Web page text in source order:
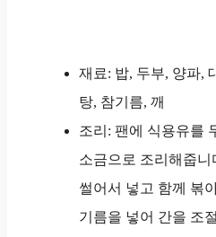
재료: 밥, 두부, 양파,
탕, 참기름, 깨
조리: 팬에 식용유를
소금으로 조리해줍
썰어서 넣고 함께 볶
기름을 넣어 간을 조